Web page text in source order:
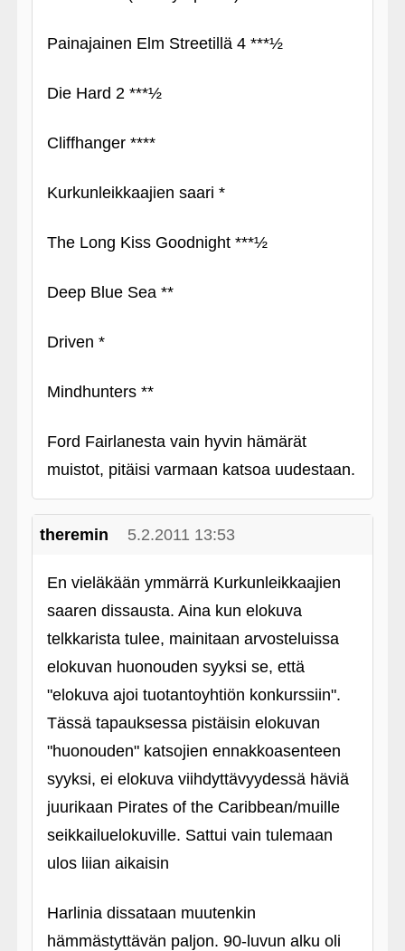
Painajainen Elm Streetillä 4 ***½
Die Hard 2 ***½
Cliffhanger ****
Kurkunleikkaajien saari *
The Long Kiss Goodnight ***½
Deep Blue Sea **
Driven *
Mindhunters **
Ford Fairlanesta vain hyvin hämärät
muistot, pitäisi varmaan katsoa uudestaan.
theremin 5.2.2011 13:53
En vieläkään ymmärrä Kurkunleikkaajien
saaren dissausta. Aina kun elokuva
telkkarista tulee, mainitaan arvosteluissa
elokuvan huonouden syyksi se, että
"elokuva ajoi tuotantoyhtiön konkurssiin".
Tässä tapauksessa pistäisin elokuvan
"huonouden" katsojien ennakkoasenteen
syyksi, ei elokuva viihdyttävyydessä häviä
juurikaan Pirates of the Caribbean/muille
seikkailuelokuville. Sattui vain tulemaan
ulos liian aikaisin
Harlinia dissataan muutenkin
hämmästyttävän paljon. 90-luvun alku oli